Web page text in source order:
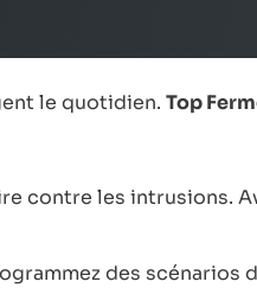
le quotidien. Top
contre les intrusions.
des scénarios